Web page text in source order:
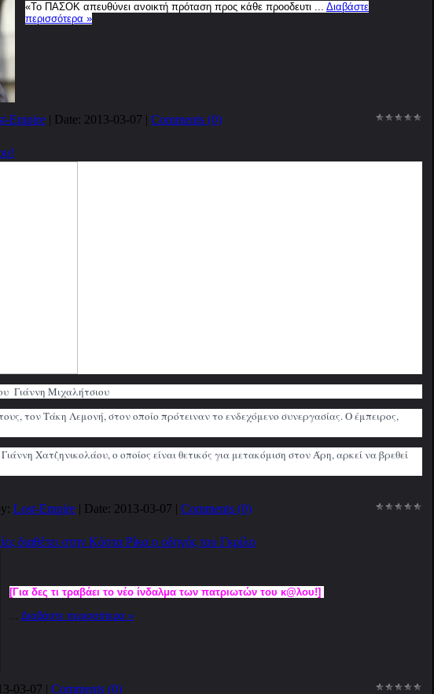
«Το ΠΑΣΟΚ απευθύνει ανοικτή πρόταση προς κάθε προοδευτι ... Διαβάστε
περισσότερα »
Empire | Date: 2013-03-07 | Comments (0)
Γιάννη Μιχαλήτσιου
τον Τάκη Λεμονή, στον οποίο πρότειναν το ενδεχόμενο συνεργασίας. Ο έμπειρος,
Χατζηνικολάου, ο οποίος είναι θετικός για μετακόμιση στον Άρη, αρκεί να βρεθεί
Lost-Empire | Date: 2013-03-07 | Comments (0)
διαθέτει στην Κόστα Ρίκα ο οδηγός του Γκρίλο
[Για δες τι τραβάει το νέο ίνδαλμα των πατριωτών του κ@λου!]
... Διαβάστε περισσότερα »
03-07 | Comments (0)